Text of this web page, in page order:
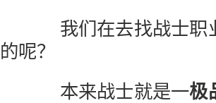
我们在去找战士职
的呢？
本来战士就是一极